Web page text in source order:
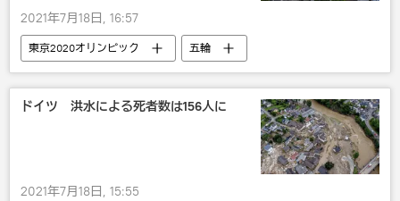
2021年7月18日, 16:57
東京2020オリンピック
五輪
五輪2020_オピニオン
東京
新型コロナウイルス
ドイツ 洪水による死者数は156人に
2021年7月18日, 15:55